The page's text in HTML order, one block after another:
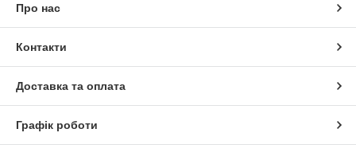
Про нас
Контакти
Доставка та оплата
Графік роботи